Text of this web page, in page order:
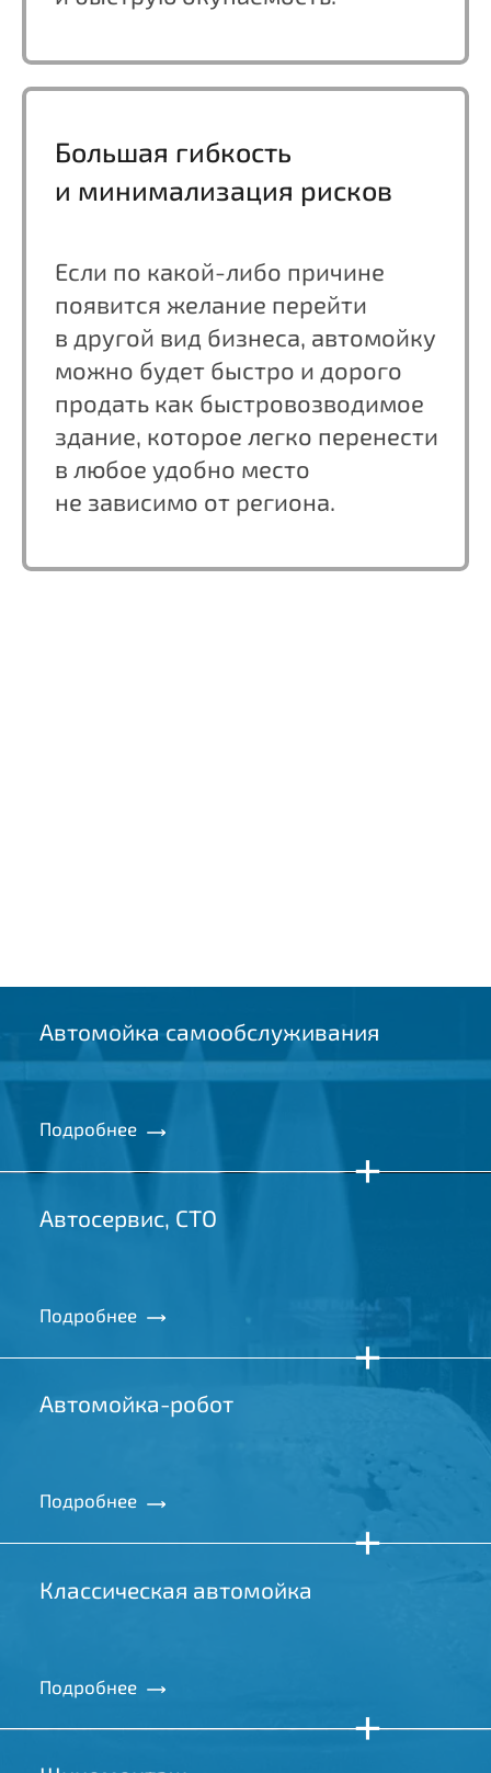
под бизнес
Подберём земельный участок
реализуем «под ключ»:
/01